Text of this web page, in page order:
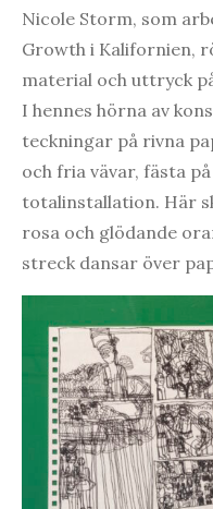
Nicole Storm, som
Growth i Kalifornien,
material och uttryck
I hennes hörna av
teckningar på rivna
och fria vävar, fästa
totalinstallation. Här
rosa och glödande
streck dansar över